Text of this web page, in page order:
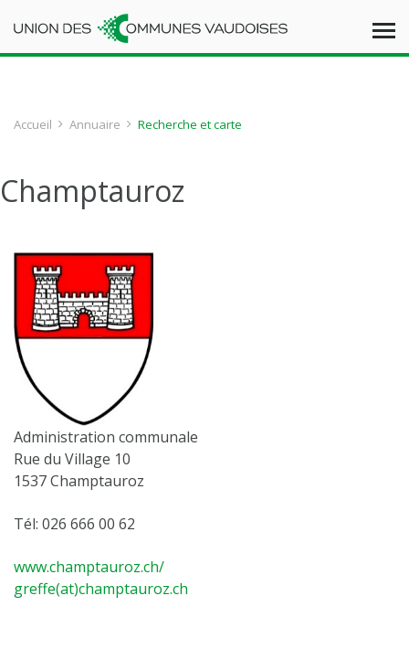
Accueil Annuaire Recherche et carte
Champtauroz
Administration communale
Rue du Village 10
1537 Champtauroz
Tél: 026 666 00 62
www.champtauroz.ch/
greffe(at)champtauroz.ch